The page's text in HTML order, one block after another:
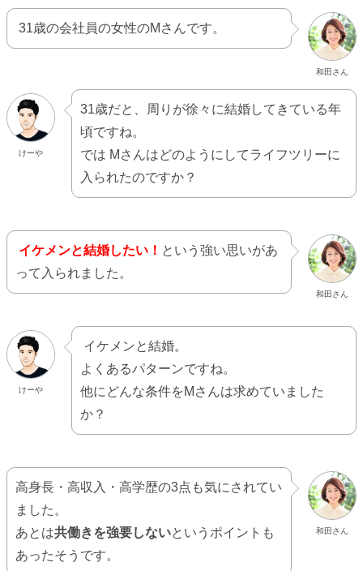
和田さん
31歳の会社員の女性のMさんです。
けーや
31歳だと、周りが徐々に結婚してきている年
頃ですね。
では Mさんはどのようにしてライフツリーに
入られたのですか？
和田さん
イケメンと結婚したい！ という強い思いがあ
って入られました。
けーや
イケメンと結婚。
よくあるパターンですね。
他にどんな条件をMさんは求めていました
か？
和田さん
高身長・高収入・高学歴の3点も気にされてい
ました。
あとは共働きを強要しないというポイントも
あったそうです。